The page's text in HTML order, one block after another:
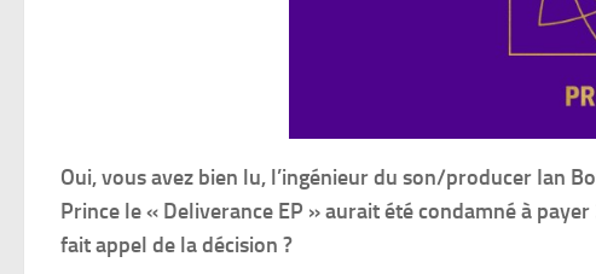
Oui, vous avez bien lu, l’ingénieur du son/producer Ian
Prince le « Deliverance EP » aurait été condamné à
fait appel de la décision ?